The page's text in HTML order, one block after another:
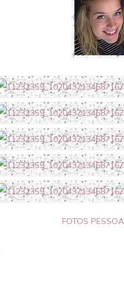
FOTOS